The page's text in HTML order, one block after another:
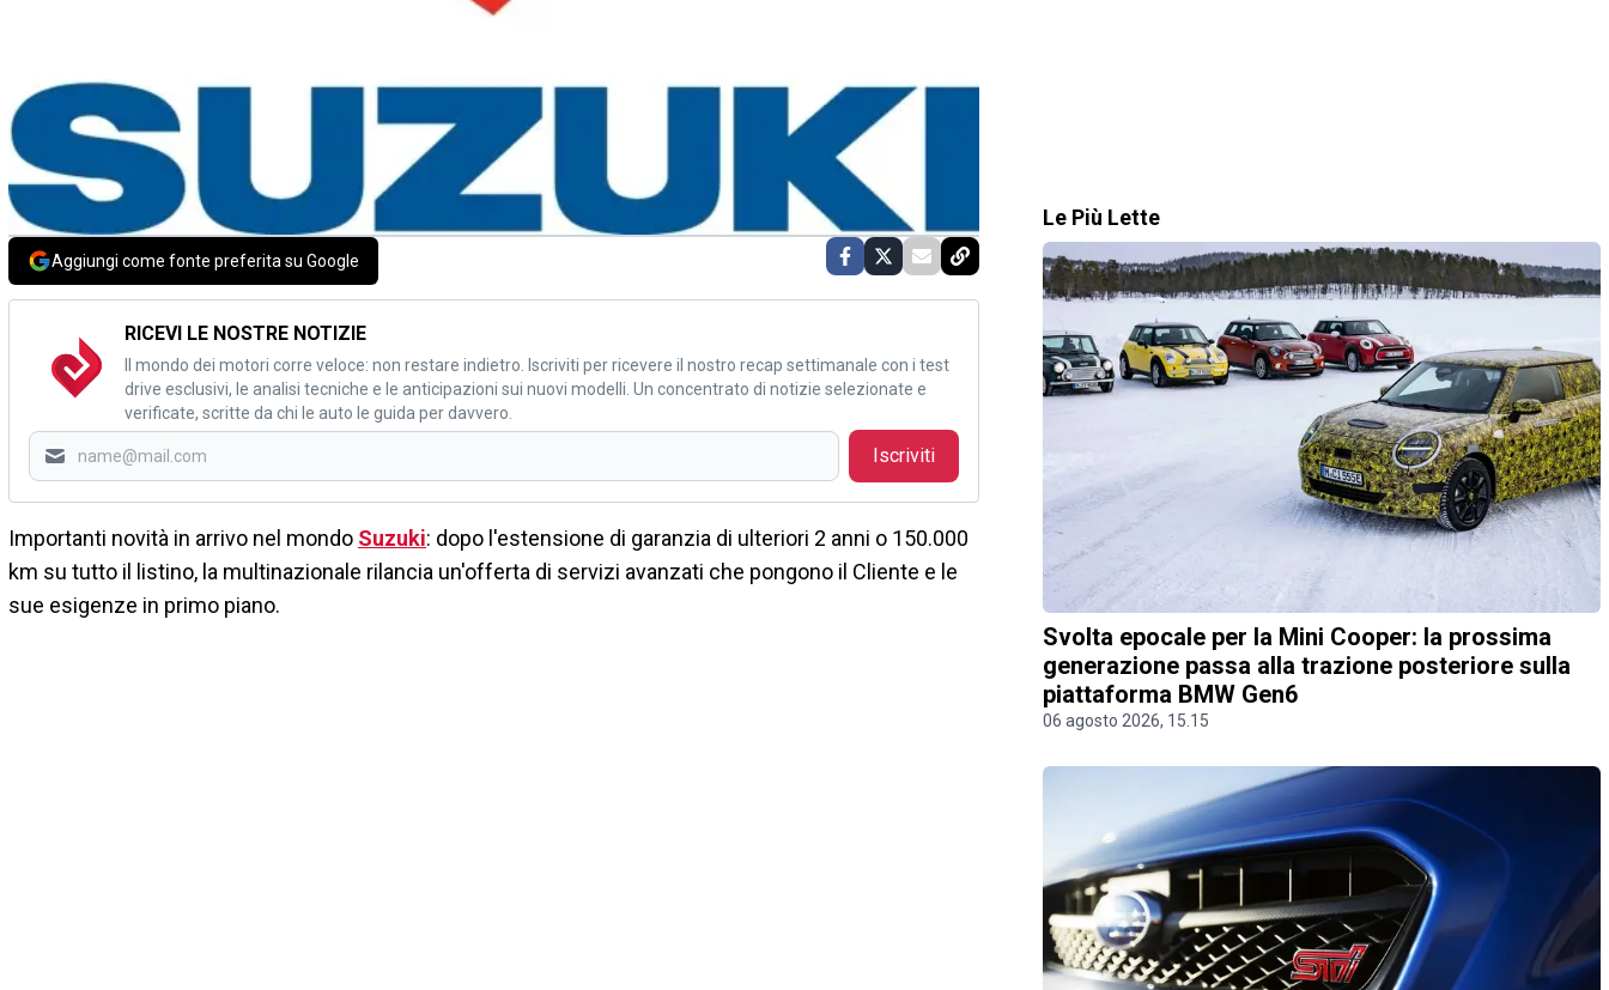
Aggiungi come fonte preferita su Google
RICEVI LE NOSTRE NOTIZIE
Il mondo dei motori corre veloce: non restare indietro. Iscriviti per ricevere il nostro recap settimanale con i test
drive esclusivi, le analisi tecniche e le anticipazioni sui nuovi modelli. Un concentrato di notizie selezionate e
verificate, scritte da chi le auto le guida per davvero.
Iscriviti
Importanti novità in arrivo nel mondo Suzuki: dopo l'estensione di garanzia di ulteriori 2 anni o 150.000
km su tutto il listino, la multinazionale rilancia un'offerta di servizi avanzati che pongono il Cliente e le
sue esigenze in primo piano.
Le Più Lette
Svolta epocale per la Mini Cooper: la prossima
generazione passa alla trazione posteriore sulla
piattaforma BMW Gen6
06 agosto 2026, 15.15